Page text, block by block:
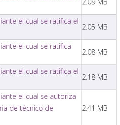
el cual se ratifica el
2.05 MB
el cual se ratifica
2.08 MB
el cual se ratifica el
2.18 MB
el cual se autoriza
de técnico de
2.41 MB